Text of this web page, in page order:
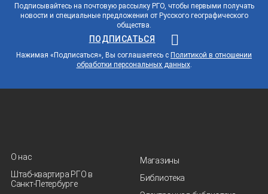
Подписывайтесь на почтовую рассылку РГО, чтобы первыми получать
новости и специальные предложения от Русского географического
общества.
ПОДПИСАТЬСЯ
Нажимая «Подписаться», Вы соглашаетесь с Политикой в отношении
обработки персональных данных.
О нас
Штаб-квартира РГО в
Санкт‑Петербурге
Магазины
Библиотека